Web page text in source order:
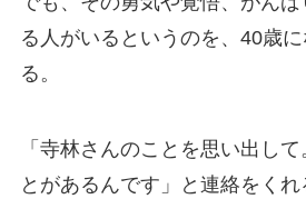
る人がいるというのを、40歳
る。
「寺林さんのことを思い出し
とがあるんです」と連絡をく